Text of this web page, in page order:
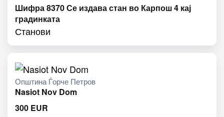
Шифра 8370 Се издава стан во Карпош 4 кај
градинката
Станови
Општина Ѓорче Петров
Nasiot Nov Dom
300 EUR